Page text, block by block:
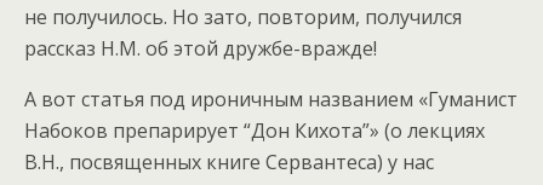
не получилось. Но зато, повторим, получился
рассказ Н.М. об этой дружбе-вражде!
А вот статья под ироничным названием «Гуманист
Набоков препарирует “Дон Кихота”» (о лекциях
В.Н., посвященных книге Сервантеса) у нас